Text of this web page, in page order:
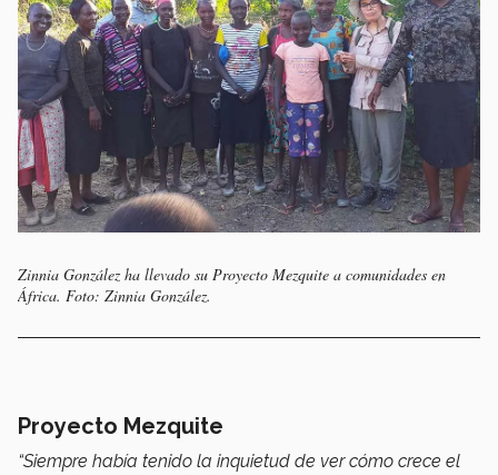
Zinnia González ha llevado su Proyecto Mezquite a comunidades en
África. Foto: Zinnia González.
Proyecto Mezquite
“Siempre había tenido la inquietud de ver cómo crece el